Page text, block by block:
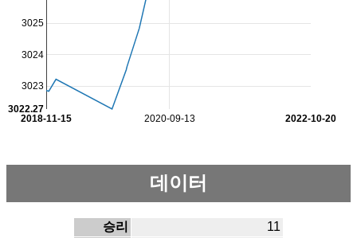
2020-09-13
2018-11-15 2022-10-20
3023
3024
3025
3022.27
데이터
승리
11